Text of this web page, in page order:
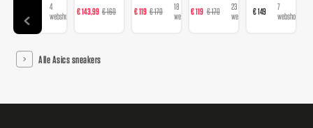
4
webshops
€ 143,99 € 160
webshops
€ 119 € 170
18
webshops€ 119 € 170
23
webshops€ 149
7
webshops
Alle Asics sneakers